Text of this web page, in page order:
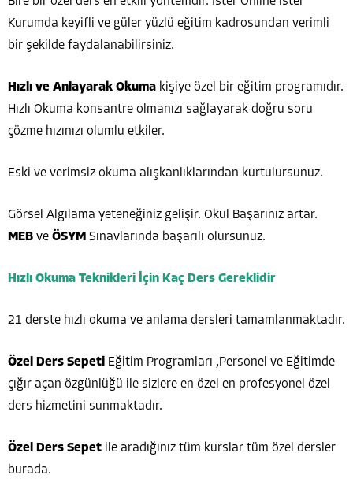
Kurumda keyifli ve güler yüzlü eğitim kadrosundan verimli
bir şekilde faydalanabilirsiniz.
Hızlı ve Anlayarak Okuma kişiye özel bir eğitim programıdır.
Hızlı Okuma konsantre olmanızı sağlayarak doğru soru
çözme hızınızı olumlu etkiler.
Eski ve verimsiz okuma alışkanlıklarından kurtulursunuz.
Görsel Algılama yeteneğiniz gelişir. Okul Başarınız artar.
MEB ve ÖSYM Sınavlarında başarılı olursunuz.
Hızlı Okuma Teknikleri İçin Kaç Ders Gereklidir
21 derste hızlı okuma ve anlama dersleri tamamlanmaktadır.
Özel Ders Sepeti Eğitim Programları ,Personel ve Eğitimde
çığır açan özgünlüğü ile sizlere en özel en profesyonel özel
ders hizmetini sunmaktadır.
Özel Ders Sepet ile aradığınız tüm kurslar tüm özel dersler
burada.